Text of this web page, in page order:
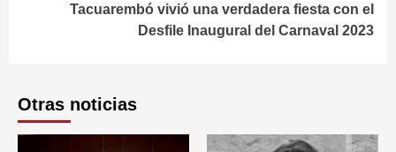
Tacuarembó vivió una verdadera fiesta con el
Desfile Inaugural del Carnaval 2023
Otras noticias